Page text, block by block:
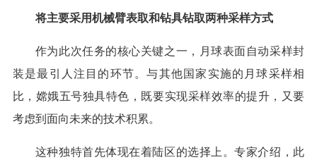
将主要采用机械臂表取和钻具钻取两种采样方式
作为此次任务的核心关键之一，月球表面自动采样封
装是最引人注目的环节。与其他国家实施的月球采样相
比，嫦娥五号独具特色，既要实现采样效率的提升，又要
考虑到面向未来的技术积累。
这种独特首先体现在着陆区的选择上。专家介绍，此